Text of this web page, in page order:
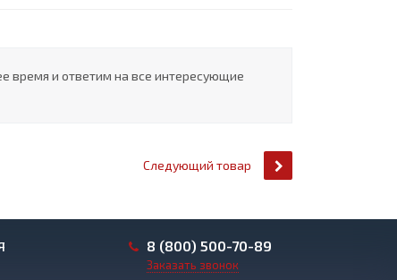
время и ответим на все интересующие
Следующий товар
8 (800) 500-70-89
Заказать звонок